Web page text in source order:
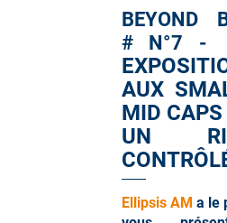
BEYOND
# N°7 -
AUX
MID CAPS
UN
Ellipsis AM a le